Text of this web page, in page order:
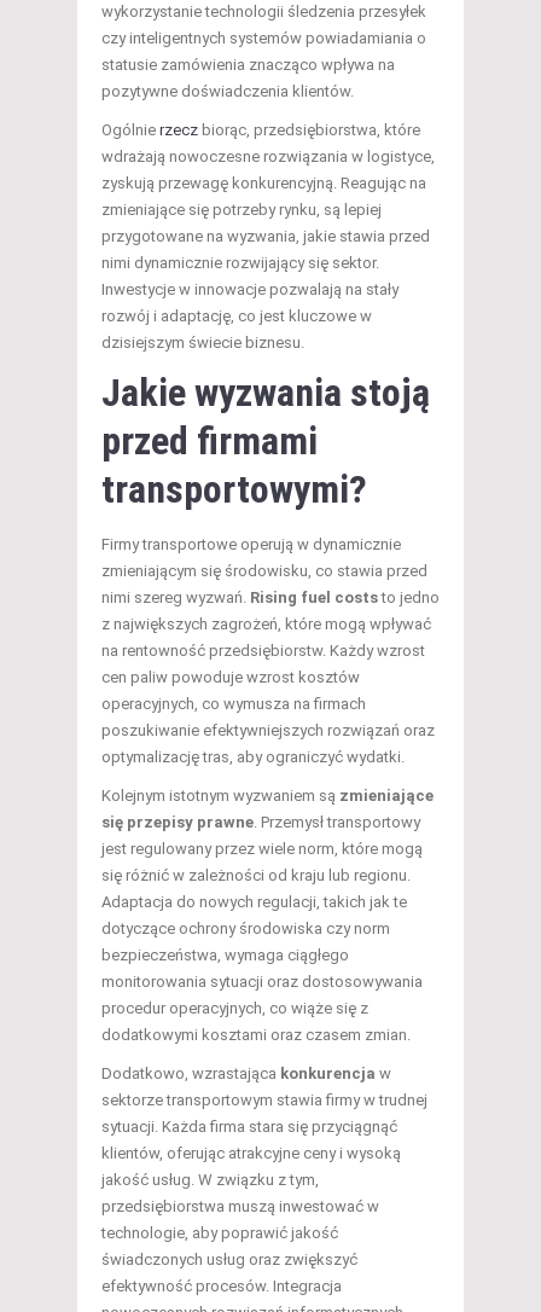
wykorzystanie technologii śledzenia przesyłek
czy inteligentnych systemów powiadamiania o
statusie zamówienia znacząco wpływa na
pozytywne doświadczenia klientów.
Ogólnie rzecz biorąc, przedsiębiorstwa, które
wdrażają nowoczesne rozwiązania w logistyce,
zyskują przewagę konkurencyjną. Reagując na
zmieniające się potrzeby rynku, są lepiej
przygotowane na wyzwania, jakie stawia przed
nimi dynamicznie rozwijający się sektor.
Inwestycje w innowacje pozwalają na stały
rozwój i adaptację, co jest kluczowe w
dzisiejszym świecie biznesu.
Jakie wyzwania stoją
przed firmami
transportowymi?
Firmy transportowe operują w dynamicznie
zmieniającym się środowisku, co stawia przed
nimi szereg wyzwań. Rising fuel coststo jedno
z największych zagrożeń, które mogą wpływać
na rentowność przedsiębiorstw. Każdy wzrost
cen paliw powoduje wzrost kosztów
operacyjnych, co wymusza na firmach
poszukiwanie efektywniejszych rozwiązań oraz
optymalizację tras, aby ograniczyć wydatki.
Kolejnym istotnym wyzwaniem są zmieniające
się przepisy prawne . Przemysł transportowy
jest regulowany przez wiele norm, które mogą
się różnić w zależności od kraju lub regionu.
Adaptacja do nowych regulacji, takich jak te
dotyczące ochrony środowiska czy norm
bezpieczeństwa, wymaga ciągłego
monitorowania sytuacji oraz dostosowywania
procedur operacyjnych, co wiąże się z
dodatkowymi kosztami oraz czasem zmian.
Dodatkowo, wzrastająca konkurencja w
sektorze transportowym stawia firmy w trudnej
sytuacji. Każda firma stara się przyciągnąć
klientów, oferując atrakcyjne ceny i wysoką
jakość usług. W związku z tym,
przedsiębiorstwa muszą inwestować w
technologie, aby poprawić jakość
świadczonych usług oraz zwiększyć
efektywność procesów. Integracja